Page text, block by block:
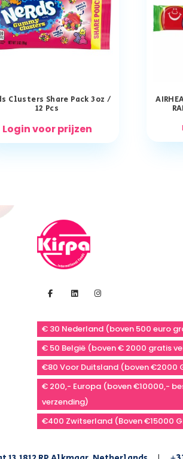
Clusters Share Pack 3oz /
12 Pcs
Login voor prijzen
€ 30 Nederland (boven 500 euro
€ 50 België (boven € 2000 gratis
€80 Voor Duitsland (boven €2000
€ 200,- Europa (boven €10000,-
verzending)
€400 Zwitserland (Boven €15000